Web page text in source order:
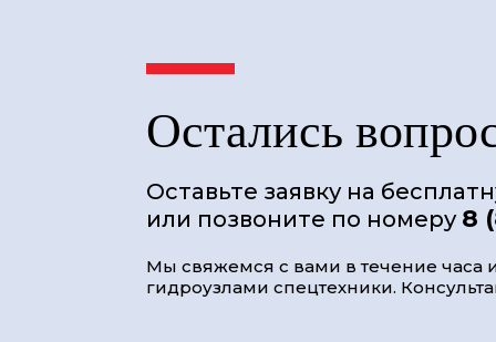
Остались
Оставьте заявку на
или позвоните по номеру 8
Мы свяжемся с вами в течение часа
гидроузлами спецтехники.